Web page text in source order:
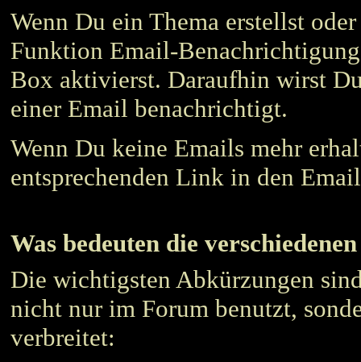
Wenn Du ein Thema erstellst
Funktion Email-
Box aktivierst. Daraufhin wirst
einer Email benachrichtigt.
Wenn Du keine Emails mehr
entsprechenden Link in den
Was bedeuten die
Die wichtigsten Abkürzungen
nicht nur im Forum benutzt,
verbreitet: